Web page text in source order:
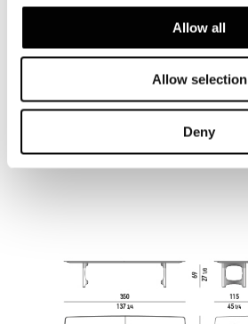
Allow all
Allow selection
Deny